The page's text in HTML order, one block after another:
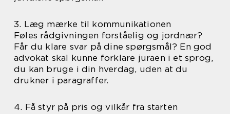
3. Læg mærke til kommunikationen
Føles rådgivningen forståelig og jordnær?
Får du klare svar på dine spørgsmål? En god
advokat skal kunne forklare juraen i et sprog,
du kan bruge i din hverdag, uden at du
drukner i paragraffer.
4. Få styr på pris og vilkår fra starten